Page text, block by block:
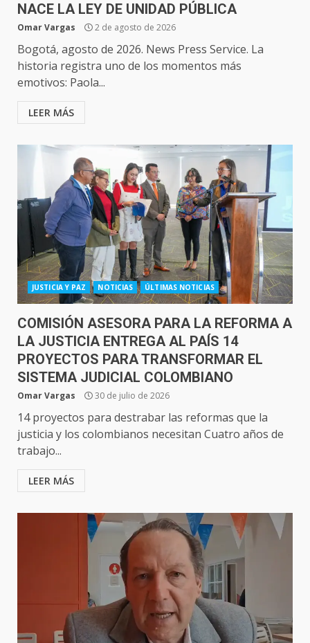
NACE LA LEY DE UNIDAD PÚBLICA
Omar Vargas 2 de agosto de 2026
Bogotá, agosto de 2026. News Press Service. La
historia registra uno de los momentos más
emotivos: Paola...
LEER MÁS
JUSTICIA Y PAZ NOTICIAS ÚLTIMAS NOTICIAS
COMISIÓN ASESORA PARA LA REFORMA A
LA JUSTICIA ENTREGA AL PAÍS 14
PROYECTOS PARA TRANSFORMAR EL
SISTEMA JUDICIAL COLOMBIANO
Omar Vargas 30 de julio de 2026
14 proyectos para destrabar las reformas que la
justicia y los colombianos necesitan Cuatro años de
trabajo...
LEER MÁS